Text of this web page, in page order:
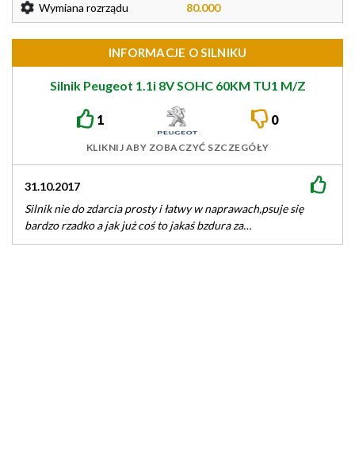
Wymiana rozrządu 80.000
INFORMACJE O SILNIKU
Silnik Peugeot 1.1i 8V SOHC 60KM TU1 M/Z
1 0
KLIKNIJ ABY ZOBACZYĆ SZCZEGÓŁY
31.10.2017
Silnik nie do zdarcia prosty i łatwy w naprawach,psuje się
bardzo rzadko a jak już coś to jakaś bzdura za…